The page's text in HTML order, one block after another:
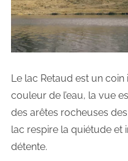
Le lac Retaud est un
couleur de l’eau, la vue
des arêtes rocheuses
lac respire la quiétude et
détente.